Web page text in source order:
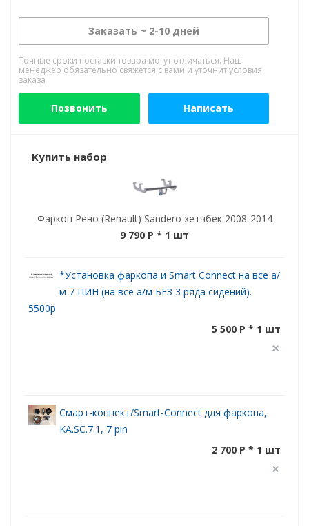
Заказать ~ 2-10 дней
Точные сроки поставки товара могут отличаться. Наш
менеджер обязательно свяжется с вами и уточнит условия
заказа
Позвонить Написать
Купить набор
Фаркоп Рено (Renault) Sandero хетчбек 2008-2014
9 790 P * 1 шт
*Установка фаркопа и Smart Connect на все а/
м 7 ПИН (на все а/м БЕЗ 3 ряда сидений).
5500р
5 500 P * 1 шт
Смарт-коннект/Smart-Connect для фаркопа,
KA.SC.7.1, 7 pin
2 700 P * 1 шт